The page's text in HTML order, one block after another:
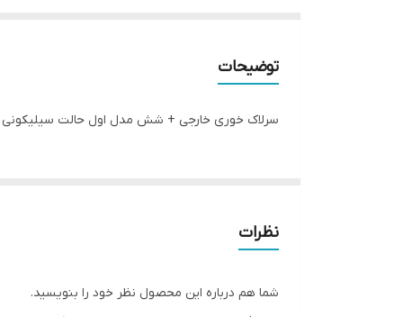
توضیحات
سرلاک خوری خارجی + شش مدل اول حالت سیلیکونی باقی مدل
نظرات
شما هم درباره این محصول نظر خود را بنویسید.